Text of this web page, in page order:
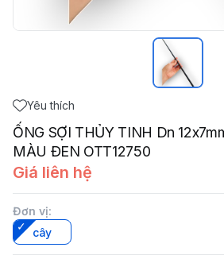
Yêu thích
ỐNG SỢI THỦY TINH Dn
MÀU ĐEN OTT12750
Giá liên hệ
Đơn vị:
cây